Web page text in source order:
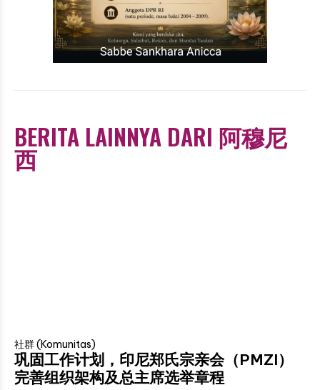
BERITA LAINNYA DARI 阿穆尼
西
社群 (Komunitas)
巩固工作计划，印尼郑氏宗亲会（PMZI）
完善组织架构及总主席选举章程